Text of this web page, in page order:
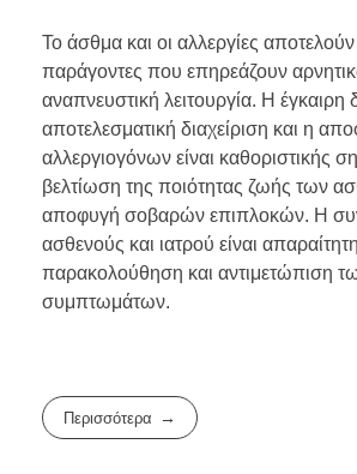
Το άσθμα και οι αλλεργίες
παράγοντες που επηρεάζουν
αναπνευστική λειτουργία. Η έγκαιρη
αποτελεσματική διαχείριση και η
αλλεργιογόνων είναι καθοριστικής
βελτίωση της ποιότητας ζωής των
αποφυγή σοβαρών επιπλοκών. Η
ασθενούς και ιατρού είναι
παρακολούθηση και αντιμετώπιση
συμπτωμάτων.
Περισσότερα